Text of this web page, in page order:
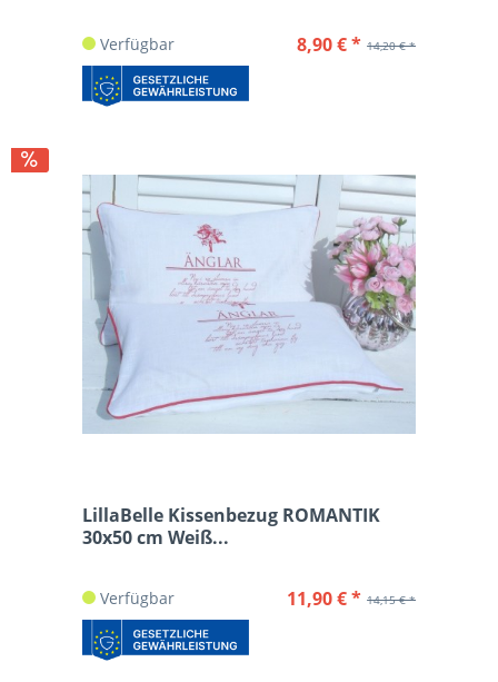
Verfügbar 14,20 € *
8,90 € *
LillaBelle Kissenbezug ROMANTIK
30x50 cm Weiß...
Verfügbar 14,15 € *
11,90 € *